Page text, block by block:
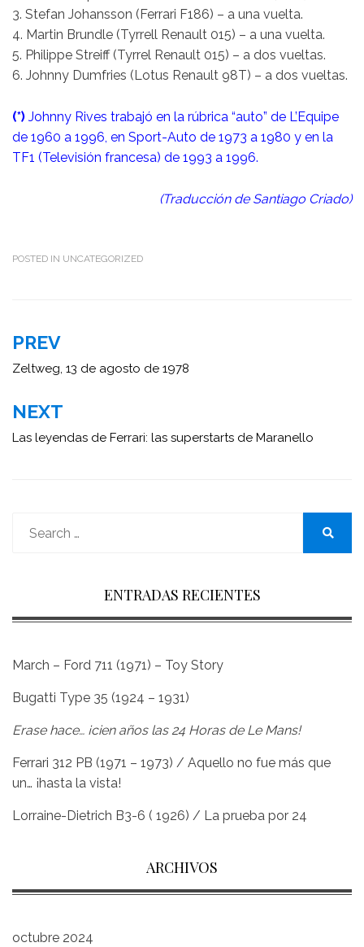
3. Stefan Johansson (Ferrari F186) – a una vuelta.
4. Martin Brundle (Tyrrell Renault 015) – a una vuelta.
5. Philippe Streiff (Tyrrel Renault 015) – a dos vueltas.
6. Johnny Dumfries (Lotus Renault 98T) – a dos vueltas.
(*) Johnny Rives trabajó en la rúbrica “auto” de L’Equipe
de 1960 a 1996, en Sport-Auto de 1973 a 1980 y en la
TF1 (Televisión francesa) de 1993 a 1996.
(Traducción de Santiago Criado)
POSTED IN UNCATEGORIZED
Navegación
de
entradas
PREV
Zeltweg, 13 de agosto de 1978
NEXT
Las leyendas de Ferrari: las superstarts de Maranello
for:
ENTRADAS RECIENTES
March – Ford 711 (1971) – Toy Story
Bugatti Type 35 (1924 – 1931)
Erase hace… ¡cien años las 24 Horas de Le Mans!
Ferrari 312 PB (1971 – 1973) / Aquello no fue más que
un… ¡hasta la vista!
Lorraine-Dietrich B3-6 ( 1926) / La prueba por 24
ARCHIVOS
octubre 2024